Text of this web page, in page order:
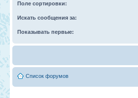
Поле сортировки:
Искать сообщения за:
Показывать первые:
Список форумов